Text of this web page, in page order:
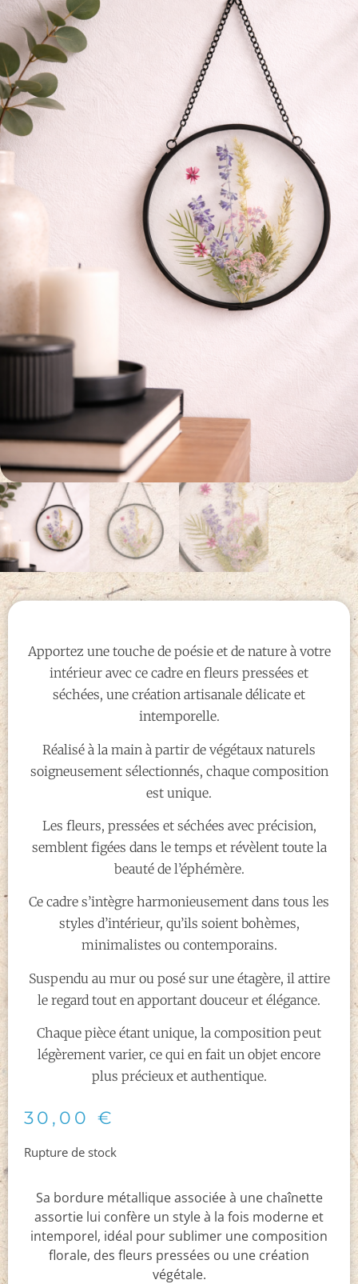
Apportez une touche de poésie et de nature à votre
intérieur avec ce cadre en fleurs pressées et
séchées, une création artisanale délicate et
intemporelle.
Réalisé à la main à partir de végétaux naturels
soigneusement sélectionnés, chaque composition
est unique.
Les fleurs, pressées et séchées avec précision,
semblent figées dans le temps et révèlent toute la
beauté de l’éphémère.
Ce cadre s’intègre harmonieusement dans tous les
styles d’intérieur, qu’ils soient bohèmes,
minimalistes ou contemporains.
Suspendu au mur ou posé sur une étagère, il attire
le regard tout en apportant douceur et élégance.
Chaque pièce étant unique, la composition peut
légèrement varier, ce qui en fait un objet encore
plus précieux et authentique.
30,00 €
Rupture de stock
Sa bordure métallique associée à une chaînette
assortie lui confère un style à la fois moderne et
intemporel, idéal pour sublimer une composition
florale, des fleurs pressées ou une création
végétale.